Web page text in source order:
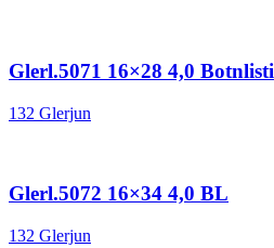
Glerl.5071 16×28 4,0 Botnlisti
132 Glerjun
Glerl.5072 16×34 4,0 BL
132 Glerjun